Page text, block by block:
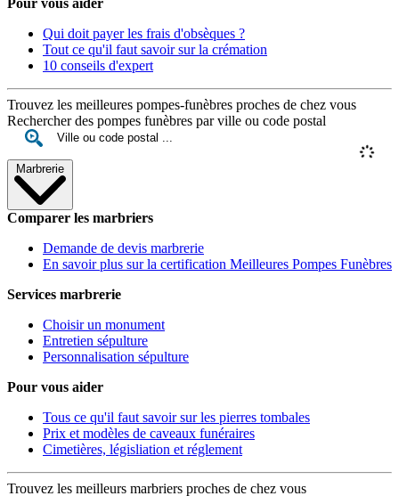
Qui doit payer les frais d'obsèques ?
Tout ce qu'il faut savoir sur la crémation
10 conseils d'expert
Trouvez les meilleures pompes-funèbres proches de chez vous
Rechercher des pompes funèbres par ville ou code postal
Marbrerie
Comparer les marbriers
Demande de devis marbrerie
En savoir plus sur la certification Meilleures Pompes Funèbres
Services marbrerie
Choisir un monument
Entretien sépulture
Personnalisation sépulture
Pour vous aider
Tous ce qu'il faut savoir sur les pierres tombales
Prix et modèles de caveaux funéraires
Cimetières, législiation et réglement
Trouvez les meilleurs marbriers proches de chez vous